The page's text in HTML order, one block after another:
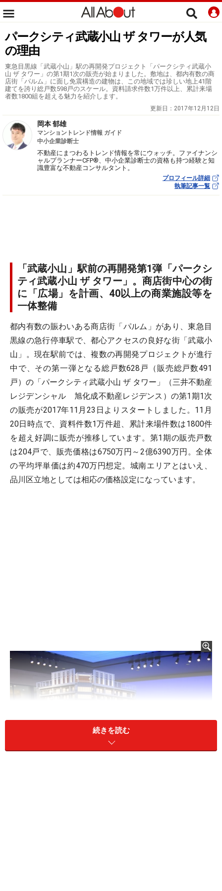
パークシティ武蔵小山 ザ タワーが人気
の理由
東急目黒線「武蔵小山」駅の再開発プロジェクト「パークシティ武蔵小
山 ザ タワー」の第1期1次の販売が始まりました。敷地は、都内有数の商
店街「パルム」に面し免震構造の建物は、この地域では珍しい地上41階
建てを誇り総戸数598戸のスケール。資料請求件数1万件以上、累計来場
者数1800組を超える魅力を紹介します。
更新日： 2017年12月12日
岡本 郁雄
マンショントレンド情報 ガイド
中小企業診断士
不動産にまつわるトレンド情報を常にウォッチ。ファイナンシ
ャルプランナーCFP®、中小企業診断士の資格も持つ経験と知
識豊富な不動産コンサルタント。
プロフィール詳細
執筆記事一覧
「武蔵小山」駅前の再開発第1弾「パークシ
ティ武蔵小山 ザ タワー」。商店街中心の街
に「広場」を計画、40以上の商業施設等を
一体整備
都内有数の賑わいある商店街「パルム」があり、東急目
黒線の急行停車駅で、都心アクセスの良好な街「武蔵小
山」。現在駅前では、複数の再開発プロジェクトが進行
中で、その第一弾となる総戸数628戸（販売総戸数491
戸）の「パークシティ武蔵小山 ザ タワー」（三井不動産
レジデンシャル 旭化成不動産レジデンス）の第1期1次
の販売が2017年11月23日よりスタートしました。11月
20日時点で、資料件数1万件超、累計来場件数は1800件
を超え好調に販売が推移しています。第1期の販売戸数
は204戸で、販売価格は6750万円～2億6390万円。全体
の平均坪単価は約470万円想定。城南エリアとはいえ、
品川区立地としては相応の価格設定になっています。
続きを読む